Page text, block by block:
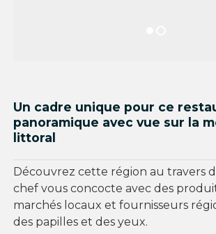
Un cadre unique pour ce
panoramique avec vue sur la
littoral
Découvrez cette région au travers
chef vous concocte avec des
marchés locaux et fournisseurs
des papilles et des yeux.